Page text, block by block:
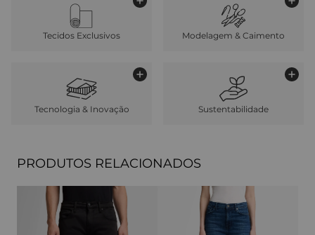
Tecidos Exclusivos Modelagem & Caimento
Tecnologia & Inovação Sustentabilidade
PRODUTOS RELACIONADOS